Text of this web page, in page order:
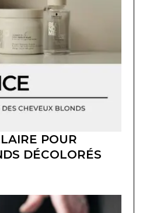
POUR
DÉCOLORÉS